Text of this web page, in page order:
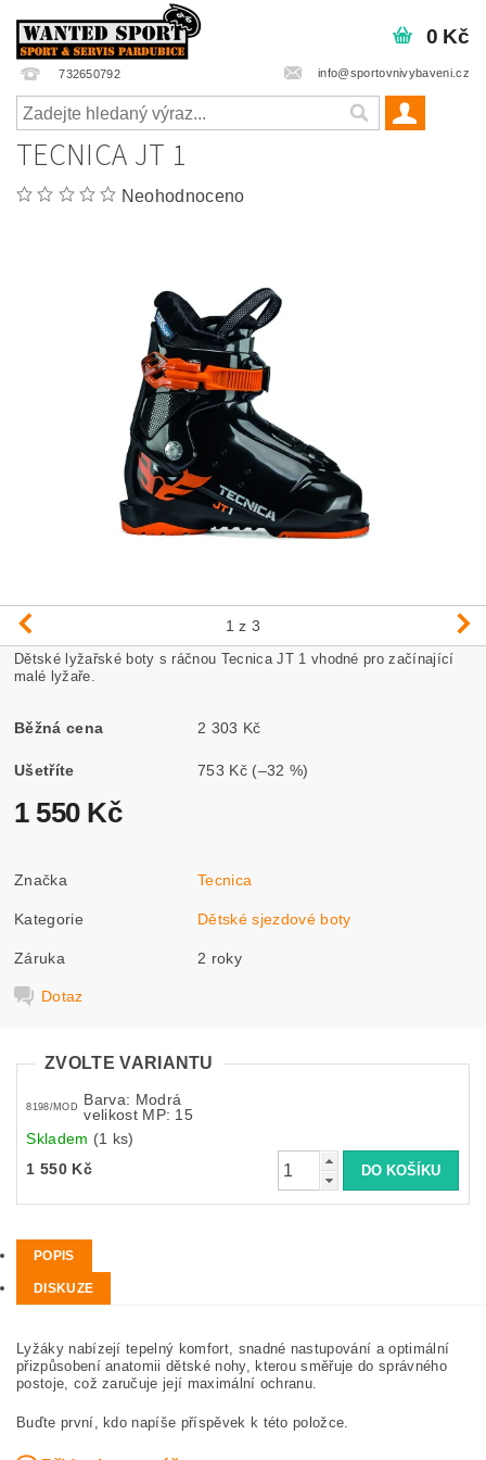
732650792 info@sportovnivybaveni.cz
0 Kč
TECNICA JT 1
Neohodnoceno
1 z 3
Dětské lyžařské boty s ráčnou Tecnica JT 1 vhodné pro začínající
malé lyžaře.
Běžná cena 2 303 Kč
Ušetříte 753 Kč (–32 %)
1 550 Kč
Značka Tecnica
Kategorie Dětské sjezdové boty
Záruka 2 roky
Dotaz
ZVOLTE VARIANTU
8198/MOD
Barva: Modrá
velikost MP: 15
Skladem (1 ks)
1 550 Kč
POPIS
DISKUZE
Lyžáky nabízejí tepelný komfort, snadné nastupování a optimální
přizpůsobení anatomii dětské nohy, kterou směřuje do správného
postoje, což zaručuje její maximální ochranu.
Buďte první, kdo napíše příspěvek k této položce.